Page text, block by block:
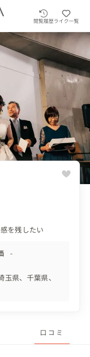
閲覧履歴ライク一覧
を残したい
-
玉県
千葉県
口コミ